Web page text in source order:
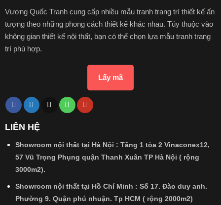
Vương Quốc Tranh cung cấp nhiều mẫu tranh trang trí thiết kế ấn
tượng theo những phong cách thiết kế khác nhau. Túy thuộc vào
không gian thiết kế nội thất, bạn có thể chọn lựa mẫu tranh trang
trí phù hợp.
Lấy mã
LIÊN HỆ
Showroom nội thất tại Hà Nội : Tầng 1 tòa 2 Vinaconex12,
57 Vũ Trọng Phụng quận Thanh Xuân TP Hà Nội ( rộng
3000m2).
Showroom nội thất tại Hồ Chí Minh : Số 17. Đào duy anh.
Phường 9. Quận phú nhuận. Tp HCM ( rộng 2000m2)